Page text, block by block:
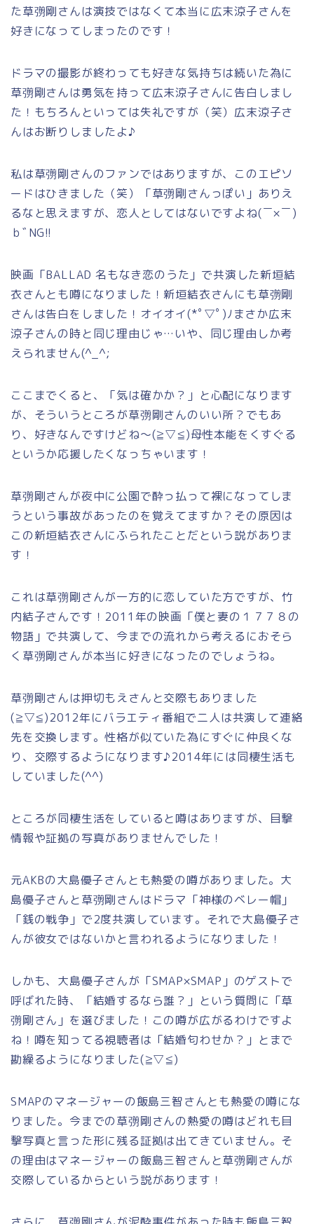
た草彅剛さんは演技ではなくて本当に広末涼子さんを
好きになってしまったのです！
ドラマの撮影が終わっても好きな気持ちは続いた為に
草彅剛さんは勇気を持って広末涼子さんに告白しまし
た！もちろんといっては失礼ですが（笑）広末涼子さ
んはお断りしましたよ♪
私は草彅剛さんのファンではありますが、このエピソ
ードはひきました（笑）「草彅剛さんっぽい」ありえ
るなと思えますが、恋人としてはないですよね(￣×￣)
ｂﾞNG!!
映画「BALLAD名もなき恋のうた 」で共演した新垣結
衣さんとも噂になりました！新垣結衣さんにも草彅剛
さんは告白をしました！オイオイ(*ﾟ▽ﾟ)ﾉまさか広末
涼子さんの時と同じ理由じゃ…いや、同じ理由しか考
えられません(^_^;
ここまでくると、「気は確かか？」と心配になります
が、そういうところが草彅剛さんのいい所？でもあ
り、好きなんですけどね～(≧▽≦)母性本能をくすぐる
というか応援したくなっちゃいます！
草彅剛さんが夜中に公園で酔っ払って裸になってしま
うという事故があったのを覚えてますか？その原因は
この新垣結衣さんにふられたことだという説がありま
す！
これは草彅剛さんが一方的に恋していた方ですが、竹
内結子さんです！2011年の映画「僕と妻の１７７８の
物語 」で共演して、今までの流れから考えるにおそら
く草彅剛さんが本当に好きになったのでしょうね。
草彅剛さんは押切もえさんと交際もありました
(≧▽≦)2012年にバラエティ番組で二人は共演して連絡
先を交換します。性格が似ていた為にすぐに仲良くな
り、交際するようになります♪2014年には同棲生活も
していました(^^)
ところが同棲生活をしていると噂はありますが、目撃
情報や証拠の写真がありませんでした！
元AKBの大島優子さんとも熱愛の噂がありました。大
島優子さんと草彅剛さんはドラマ「神様のベレー帽」
「銭の戦争」で2度共演しています。それで大島優子さ
んが彼女ではないかと言われるようになりました！
しかも、大島優子さんが「SMAP×SMAP」のゲストで
呼ばれた時、「結婚するなら誰？」という質問に「草
彅剛さん」を選びました！この噂が広がるわけですよ
ね！噂を知ってる視聴者は「結婚匂わせか？」とまで
勘繰るようになりました(≧▽≦)
SMAPのマネージャーの飯島三智さんとも熱愛の噂にな
りました。今までの草彅剛さんの熱愛の噂はどれも目
撃写真と言った形に残る証拠は出てきていません。そ
の理由はマネージャーの飯島三智さんと草彅剛さんが
交際しているからという説があります！